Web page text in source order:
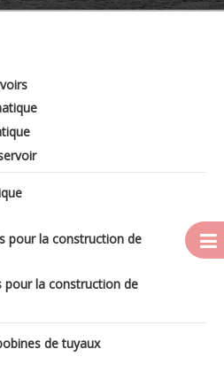
pour la construction de
pour la construction de
de tuyaux